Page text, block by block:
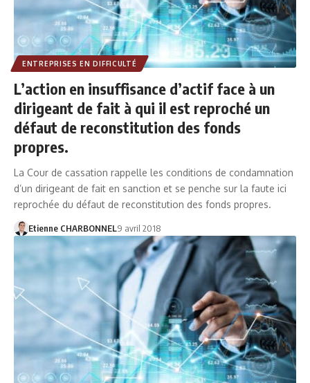
ENTREPRISES EN DIFFICULTÉ
L’action en insuffisance d’actif face à un
dirigeant de fait à qui il est reproché un
défaut de reconstitution des fonds
propres.
La Cour de cassation rappelle les conditions de condamnation
d’un dirigeant de fait en sanction et se penche sur la faute ici
reprochée du défaut de reconstitution des fonds propres.
Etienne CHARBONNEL9 avril 2018